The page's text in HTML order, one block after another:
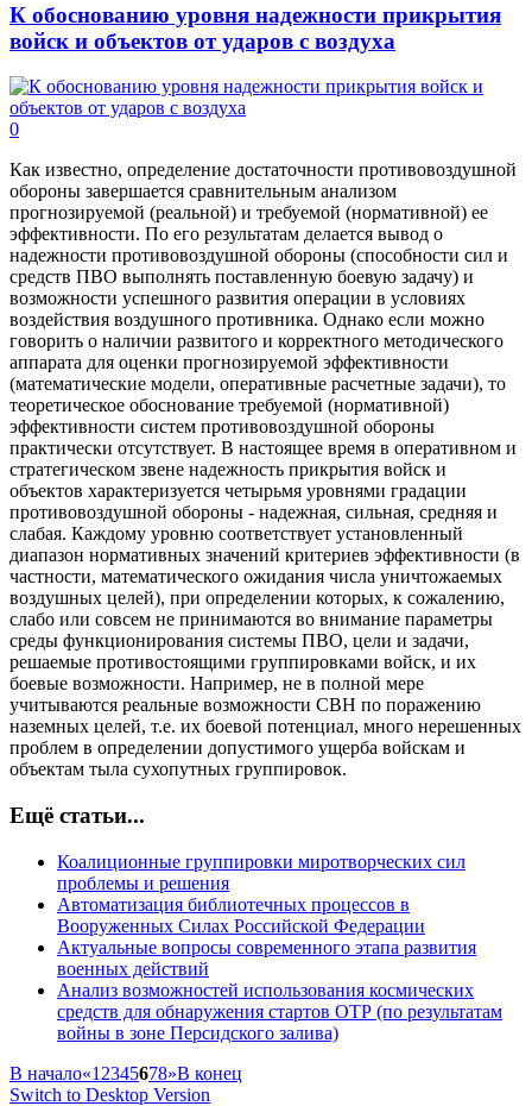
К обоснованию уровня надежности прикрытия
войск и объектов от ударов с воздуха
0
Как известно, определение достаточности противовоздушной
обороны завершается сравнительным анализом
прогнозируемой (реальной) и требуемой (нормативной) ее
эффективности. По его результатам делается вывод о
надежности противовоздушной обороны (способности сил и
средств ПВО выполнять поставленную боевую задачу) и
возможности успешного развития операции в условиях
воздействия воздушного противника. Однако если можно
говорить о наличии развитого и корректного методического
аппарата для оценки прогнозируемой эффективности
(математические модели, оперативные расчетные задачи), то
теоретическое обоснование требуемой (нормативной)
эффективности систем противовоздушной обороны
практически отсутствует. В настоящее время в оперативном и
стратегическом звене надежность прикрытия войск и
объектов характеризуется четырьмя уровнями градации
противовоздушной обороны - надежная, сильная, средняя и
слабая. Каждому уровню соответствует установленный
диапазон нормативных значений критериев эффективности (в
частности, математического ожидания числа уничтожаемых
воздушных целей), при определении которых, к сожалению,
слабо или совсем не принимаются во внимание параметры
среды функционирования системы ПВО, цели и задачи,
решаемые противостоящими группировками войск, и их
боевые возможности. Например, не в полной мере
учитываются реальные возможности СВН по поражению
наземных целей, т.е. их боевой потенциал, много нерешенных
проблем в определении допустимого ущерба войскам и
объектам тыла сухопутных группировок.
Ещё статьи...
Коалиционные группировки миротворческих сил
проблемы и решения
Автоматизация библиотечных процессов в
Вооруженных Силах Российской Федерации
Актуальные вопросы современного этапа развития
военных действий
Анализ возможностей использования космических
средств для обнаружения стартов ОТР (по результатам
войны в зоне Персидского залива)
В начало«1 2345678»В конец
Switch to Desktop Version